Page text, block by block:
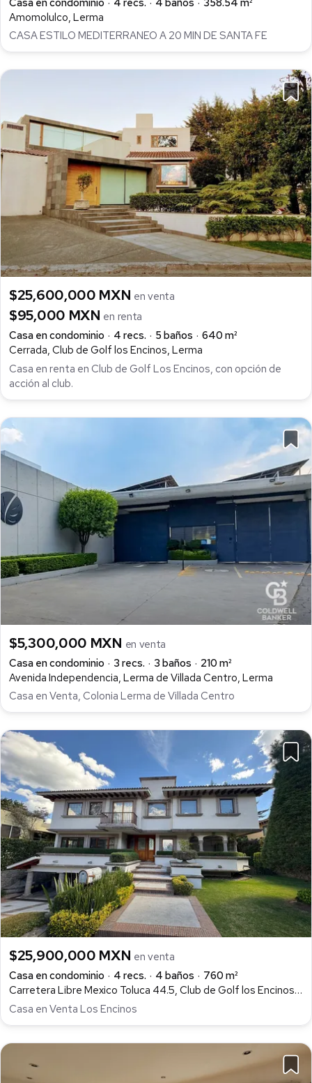
Amomolulco, Lerma
CASA ESTILO MEDITERRANEO A 20 MIN DE SANTA FE
$25,600,000 MXN en venta
$95,000 MXN en renta
Casa en condominio
4 recs. 5 baños
640 m²
Cerrada, Club de Golf los Encinos, Lerma
Casa en renta en Club de Golf Los Encinos, con opción de
acción al club.
$5,300,000 MXN en venta
Casa en condominio
3 recs. 3 baños
210 m²
Avenida Independencia, Lerma de Villada Centro, Lerma
Casa en Venta, Colonia Lerma de Villada Centro
$25,900,000 MXN en venta
Casa en condominio
4 recs. 4 baños
760 m²
Carretera Libre Mexico Toluca 44.5, Club de Golf los Encinos, Lerma
Casa en Venta Los Encinos